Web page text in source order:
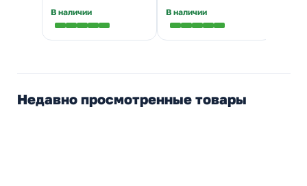
В наличии В наличии
Недавно просмотренные товары